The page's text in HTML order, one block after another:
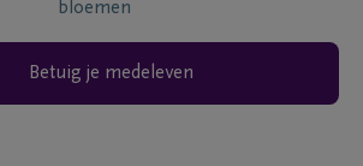
bloemen
Betuig je medeleven